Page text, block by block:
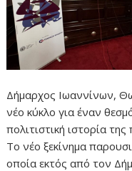
Δήμαρχος Ιωαννίνων,
νέο κύκλο για έναν
πολιτιστική ιστορία
Το νέο ξεκίνημα
οποία εκτός από τον